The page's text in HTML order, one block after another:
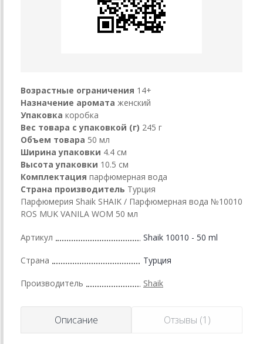
Возрастные ограничения 14+
Назначение аромата женский
Упаковка коробка
Вес товара с упаковкой (г) 245 г
Объем товара 50 мл
Ширина упаковки 4.4 см
Высота упаковки 10.5 см
Комплектация парфюмерная вода
Страна производитель Турция
Парфюмерия Shaik SHAIK / Парфюмерная вода №10010
ROS MUK VANILA WOM 50 мл
Артикул Shaik 10010 - 50 ml
Страна Турция
Производитель Shaik
Описание Отзывы (1)